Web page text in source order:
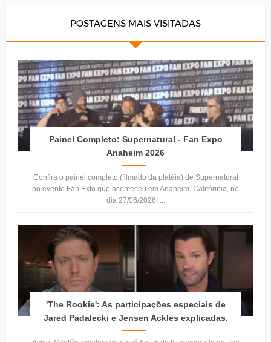
POSTAGENS MAIS VISITADAS
Painel Completo: Supernatural - Fan Expo
Anaheim 2026
Confira o painel completo (filmado da platéia) de Supernatural
no evento Fan Exto que aconteceu em Anaheim, Califórinia, no
dia 27/06/2026! ...
'The Rookie': As participações especiais de
Jared Padalecki e Jensen Ackles explicadas.